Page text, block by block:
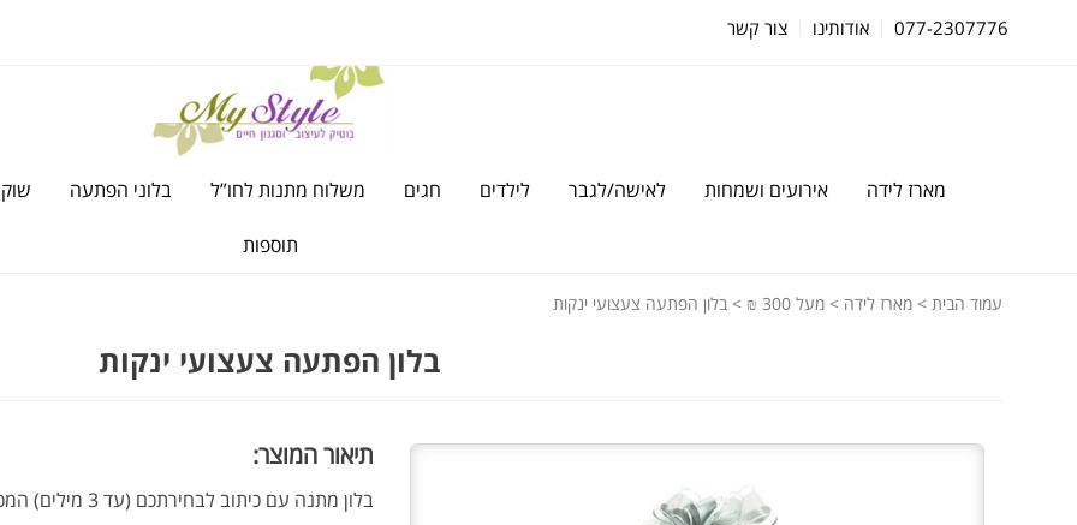
077-2307776 אודותינו צור קשר
מארז לידה אירועים ושמחות לאישה/לגבר לילדים חגים משלוח מתנות לחו”ל בלוני הפתעה
תוספות
עמוד הבית > מארז לידה > מעל 300 ₪ > בלון הפתעה צעצועי ינקות
בלון הפתעה צעצועי ינקות
תיאור המוצר:
בלון מתנה עם כיתוב לבחירתכם (עד 3 מילים) המכיל: